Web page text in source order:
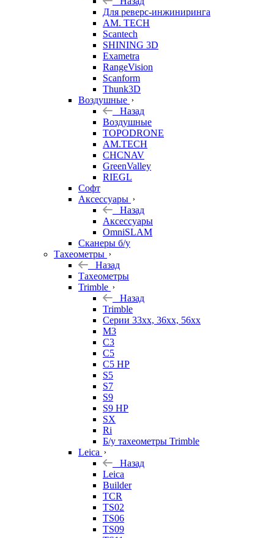
Для реверс-инжиниринга
AM. TECH
Scantech
SHINING 3D
Exametra
RangeVision
Scanform
Thunk3D
Воздушные
Назад
Воздушные
TOPODRONE
AM.TECH
CHCNAV
GreenValley
RIEGL
Софт
Аксессуары
Назад
Аксессуары
OmniSLAM
Сканеры б/у
Тахеометры
Назад
Тахеометры
Trimble
Назад
Trimble
Серии 33xx, 36xx, 56xx
M3
C3
C5
C5 HP
S5
S7
S9
S9 HP
SX
Ri
Б/у тахеометры Trimble
Leica
Назад
Leica
Builder
TCR
TS02
TS06
TS09